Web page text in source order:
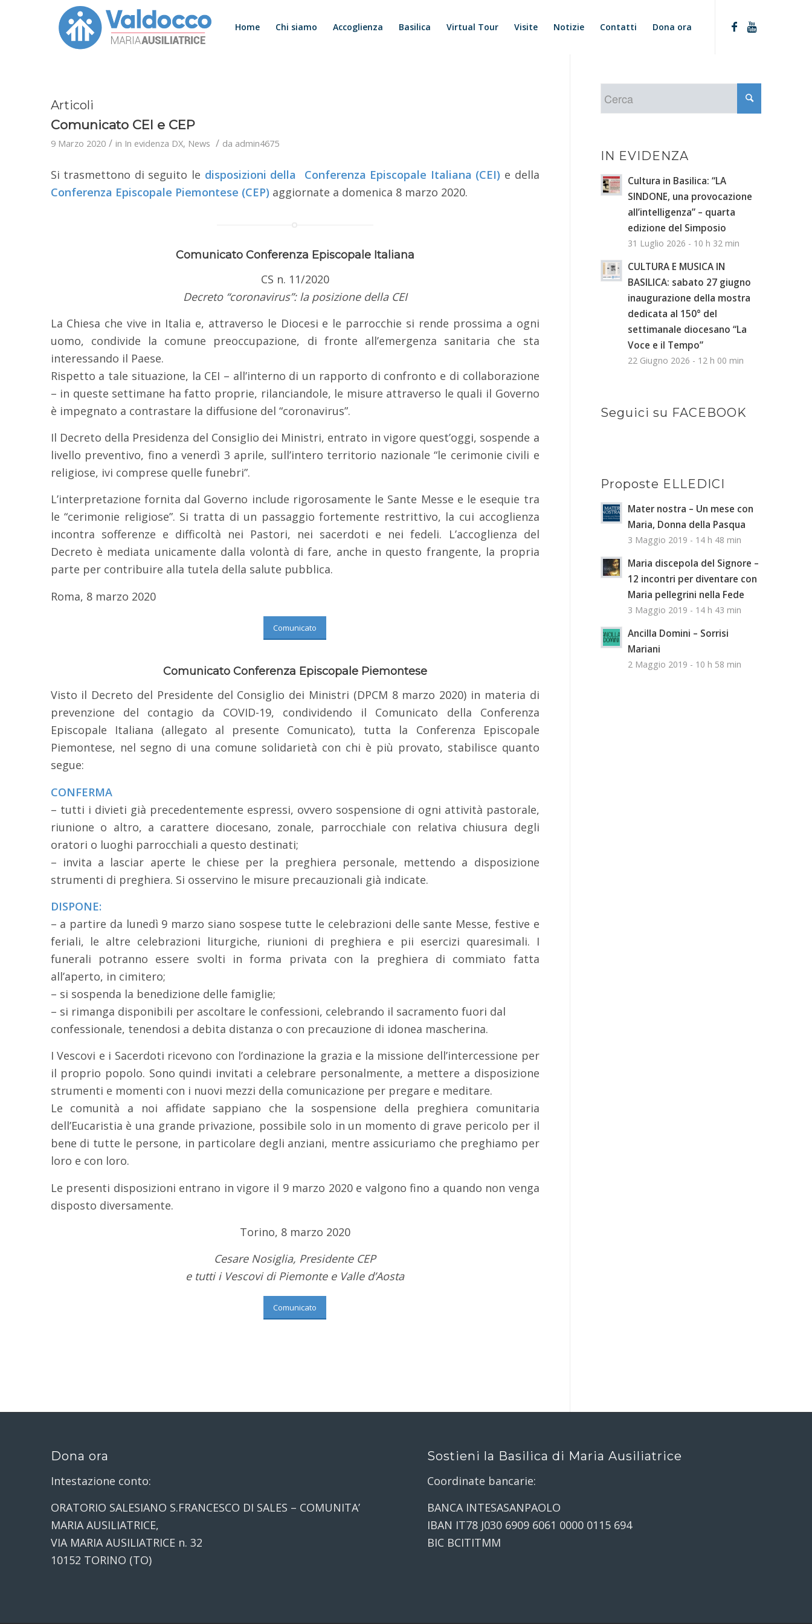
Home Chi siamo Accoglienza Basilica Virtual Tour Visite Notizie Contatti Dona ora
Articoli
Comunicato CEI e CEP
9 Marzo 2020 / in In evidenza DX, News / da admin4675
Si trasmettono di seguito le disposizioni della Conferenza Episcopale Italiana (CEI) e della
Conferenza Episcopale Piemontese (CEP) aggiornate a domenica 8 marzo 2020.
Comunicato Conferenza Episcopale Italiana
CS n. 11/2020
Decreto “coronavirus”: la posizione della CEI
La Chiesa che vive in Italia e, attraverso le Diocesi e le parrocchie si rende prossima a ogni
uomo, condivide la comune preoccupazione, di fronte all’emergenza sanitaria che sta
interessando il Paese.
Rispetto a tale situazione, la CEI – all’interno di un rapporto di confronto e di collaborazione
– in queste settimane ha fatto proprie, rilanciandole, le misure attraverso le quali il Governo
è impegnato a contrastare la diffusione del “coronavirus”.
Il Decreto della Presidenza del Consiglio dei Ministri, entrato in vigore quest’oggi, sospende a
livello preventivo, fino a venerdì 3 aprile, sull’intero territorio nazionale “le cerimonie civili e
religiose, ivi comprese quelle funebri”.
L’interpretazione fornita dal Governo include rigorosamente le Sante Messe e le esequie tra
le “cerimonie religiose”. Si tratta di un passaggio fortemente restrittivo, la cui accoglienza
incontra sofferenze e difficoltà nei Pastori, nei sacerdoti e nei fedeli. L’accoglienza del
Decreto è mediata unicamente dalla volontà di fare, anche in questo frangente, la propria
parte per contribuire alla tutela della salute pubblica.
Roma, 8 marzo 2020
Comunicato
Comunicato Conferenza Episcopale Piemontese
Visto il Decreto del Presidente del Consiglio dei Ministri (DPCM 8 marzo 2020) in materia di
prevenzione del contagio da COVID-19, condividendo il Comunicato della Conferenza
Episcopale Italiana (allegato al presente Comunicato), tutta la Conferenza Episcopale
Piemontese, nel segno di una comune solidarietà con chi è più provato, stabilisce quanto
segue:
CONFERMA
– tutti i divieti già precedentemente espressi, ovvero sospensione di ogni attività pastorale,
riunione o altro, a carattere diocesano, zonale, parrocchiale con relativa chiusura degli
oratori o luoghi parrocchiali a questo destinati;
– invita a lasciar aperte le chiese per la preghiera personale, mettendo a disposizione
strumenti di preghiera. Si osservino le misure precauzionali già indicate.
DISPONE:
– a partire da lunedì 9 marzo siano sospese tutte le celebrazioni delle sante Messe, festive e
feriali, le altre celebrazioni liturgiche, riunioni di preghiera e pii esercizi quaresimali. I
funerali potranno essere svolti in forma privata con la preghiera di commiato fatta
all’aperto, in cimitero;
– si sospenda la benedizione delle famiglie;
– si rimanga disponibili per ascoltare le confessioni, celebrando il sacramento fuori dal
confessionale, tenendosi a debita distanza o con precauzione di idonea mascherina.
I Vescovi e i Sacerdoti ricevono con l’ordinazione la grazia e la missione dell’intercessione per
il proprio popolo. Sono quindi invitati a celebrare personalmente, a mettere a disposizione
strumenti e momenti con i nuovi mezzi della comunicazione per pregare e meditare.
Le comunità a noi affidate sappiano che la sospensione della preghiera comunitaria
dell’Eucaristia è una grande privazione, possibile solo in un momento di grave pericolo per il
bene di tutte le persone, in particolare degli anziani, mentre assicuriamo che preghiamo per
loro e con loro.
Le presenti disposizioni entrano in vigore il 9 marzo 2020 e valgono fino a quando non venga
disposto diversamente.
Torino, 8 marzo 2020
Cesare Nosiglia, Presidente CEP
e tutti i Vescovi di Piemonte e Valle d’Aosta
Comunicato
IN EVIDENZA
Cultura in Basilica: “LA
SINDONE, una provocazione
all’intelligenza” – quarta
edizione del Simposio
31 Luglio 2026 - 10 h 32 min
CULTURA E MUSICA IN
BASILICA: sabato 27 giugno
inaugurazione della mostra
dedicata al 150° del
settimanale diocesano “La
Voce e il Tempo”
22 Giugno 2026 - 12 h 00 min
Seguici su FACEBOOK
Proposte ELLEDICI
Mater nostra – Un mese con
Maria, Donna della Pasqua
3 Maggio 2019 - 14 h 48 min
Maria discepola del Signore –
12 incontri per diventare con
Maria pellegrini nella Fede
3 Maggio 2019 - 14 h 43 min
Ancilla Domini – Sorrisi
Mariani
2 Maggio 2019 - 10 h 58 min
Dona ora
Intestazione conto:
ORATORIO SALESIANO S.FRANCESCO DI SALES – COMUNITA’
MARIA AUSILIATRICE,
VIA MARIA AUSILIATRICE n. 32
10152 TORINO (TO)
Sostieni la Basilica di Maria Ausiliatrice
Coordinate bancarie:
BANCA INTESASANPAOLO
IBAN IT78 J030 6909 6061 0000 0115 694
BIC BCITITMM